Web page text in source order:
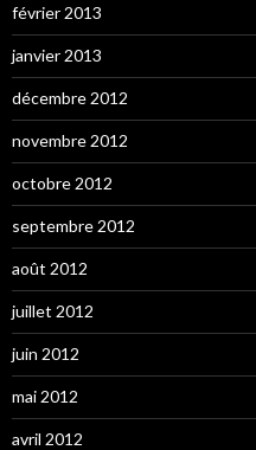
février 2013
janvier 2013
décembre 2012
novembre 2012
octobre 2012
septembre 2012
août 2012
juillet 2012
juin 2012
mai 2012
avril 2012